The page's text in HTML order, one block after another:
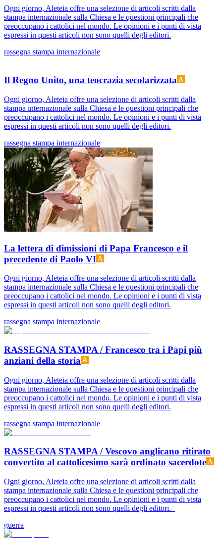
Ogni giorno, Aleteia offre una selezione di articoli scritti dalla
stampa internazionale sulla Chiesa e le questioni principali che
preoccupano i cattolici nel mondo. Le opinioni e i punti di vista
espressi in questi articoli non sono quelli degli editori.
rassegna stampa internazionale
Il Regno Unito, una teocrazia secolarizzata
Ogni giorno, Aleteia offre una selezione di articoli scritti dalla
stampa internazionale sulla Chiesa e le questioni principali che
preoccupano i cattolici nel mondo. Le opinioni e i punti di vista
espressi in questi articoli non sono quelli degli editori.
rassegna stampa internazionale
La lettera di dimissioni di Papa Francesco e il
precedente di Paolo VI
Ogni giorno, Aleteia offre una selezione di articoli scritti dalla
stampa internazionale sulla Chiesa e le questioni principali che
preoccupano i cattolici nel mondo. Le opinioni e i punti di vista
espressi in questi articoli non sono quelli degli editori.
rassegna stampa internazionale
RASSEGNA STAMPA / Francesco tra i Papi più
anziani della storia
Ogni giorno, Aleteia offre una selezione di articoli scritti dalla
stampa internazionale sulla Chiesa e le questioni principali che
preoccupano i cattolici nel mondo. Le opinioni e i punti di vista
espressi in questi articoli non sono quelli degli editori.
rassegna stampa internazionale
RASSEGNA STAMPA / Vescovo anglicano ritirato
convertito al cattolicesimo sarà ordinato sacerdote
Ogni giorno, Aleteia offre una selezione di articoli scritti dalla
stampa internazionale sulla Chiesa e le questioni principali che
preoccupano i cattolici nel mondo. Le opinioni e i punti di vista
espressi in questi articoli non sono quelli degli editori.
guerra